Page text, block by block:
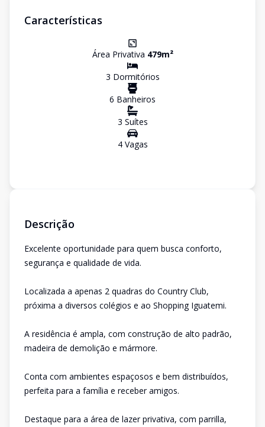
Características
Área Privativa 479m²
3 Dormitórios
6 Banheiros
3 Suítes
4Vagas
Descrição
Excelente oportunidade para quem busca conforto,
segurança e qualidade de vida.
Localizada a apenas 2 quadras do Country Club,
próxima a diversos colégios e ao Shopping Iguatemi.
A residência é ampla, com construção de alto padrão,
madeira de demolição e mármore.
Conta com ambientes espaçosos e bem distribuídos,
perfeita para a família e receber amigos.
Destaque para a área de lazer privativa, com parrilla,